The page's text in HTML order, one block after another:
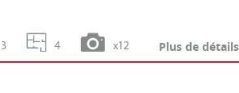
3 4 x12 Plus de détails